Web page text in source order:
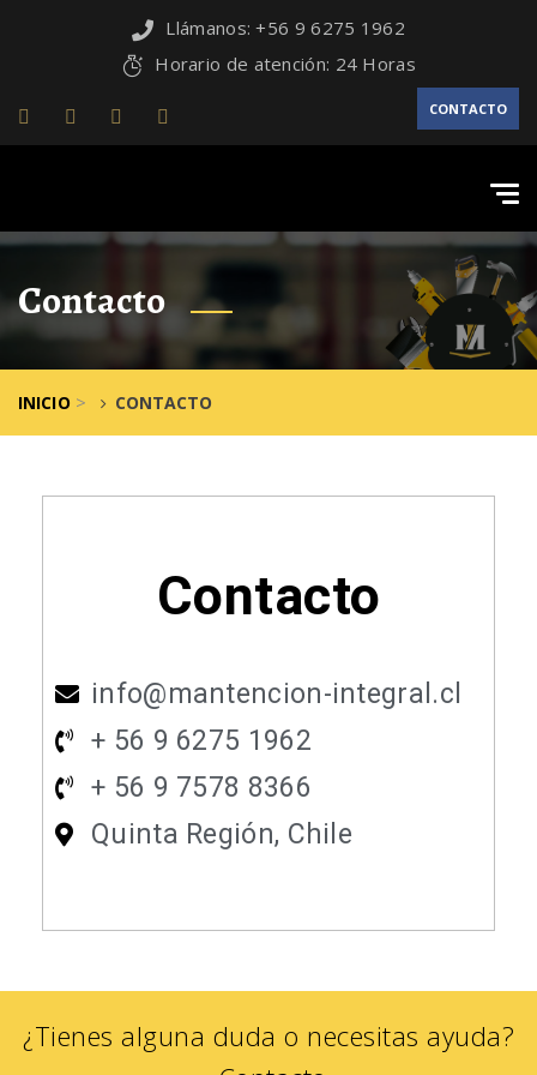
Llámanos: +56 9 6275 1962
Horario de atención: 24 Horas
CONTACTO
Contacto
INICIO > CONTACTO
Contacto
info@mantencion-integral.cl
+ 56 9 6275 1962
+ 56 9 7578 8366
Quinta Región, Chile
¿Tienes alguna duda o necesitas ayuda?